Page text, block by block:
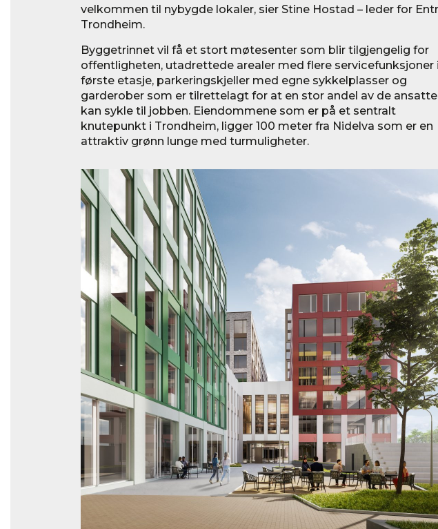
velkommen til nybygde lokaler, sier Stine Hostad – leder for
Trondheim.
Byggetrinnet vil få et stort møtesenter som blir tilgjengelig for
offentligheten, utadrettede arealer med flere servicefunksjoner i
første etasje, parkeringskjeller med egne sykkelplasser og
garderober som er tilrettelagt for at en stor andel av de ansatte
kan sykle til jobben. Eiendommene som er på et sentralt
knutepunkt i Trondheim, ligger 100 meter fra Nidelva som er en
attraktiv grønn lunge med turmuligheter.